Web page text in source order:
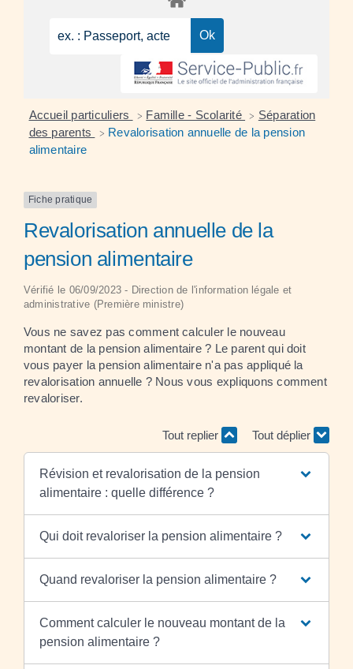
Accueil particuliers > Famille - Scolarité > Séparation
des parents
> Revalorisation annuelle de la pension
alimentaire
Fiche pratique
Revalorisation annuelle de la
pension alimentaire
Vérifié le 06/09/2023 - Direction de l'information légale et
administrative (Première ministre)
Vous ne savez pas comment calculer le nouveau
montant de la pension alimentaire ? Le parent qui doit
vous payer la pension alimentaire n'a pas appliqué la
revalorisation annuelle ? Nous vous expliquons comment
revaloriser.
Tout replier Tout déplier
Révision et revalorisation de la pension
alimentaire : quelle différence ?
Qui doit revaloriser la pension alimentaire ?
Quand revaloriser la pension alimentaire ?
Comment calculer le nouveau montant de la
pension alimentaire ?